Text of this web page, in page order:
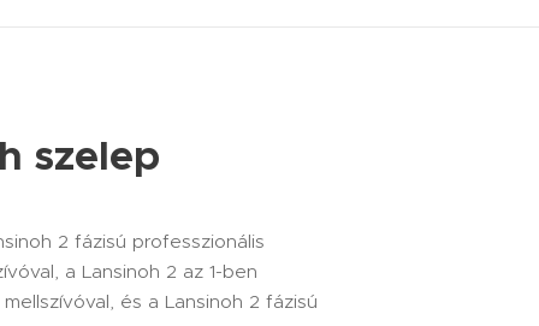
szelep
2 fázisú professzionális
a Lansinoh 2 az 1-ben
és a Lansinoh 2 fázisú